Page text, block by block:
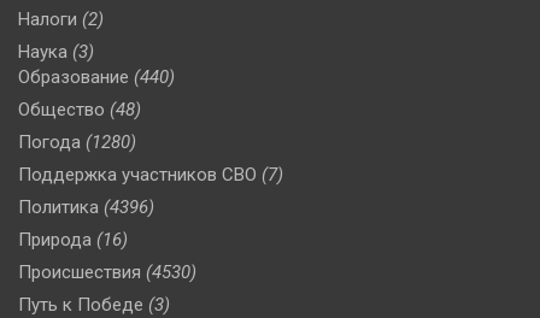
Налоги (2)
Наука (3)
Образование (440)
Общество (48)
Погода (1280)
Поддержка участников СВО (7)
Политика (4396)
Природа (16)
Происшествия (4530)
Путь к Победе (3)